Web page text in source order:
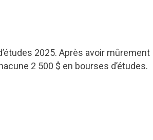
2025. Après avoir mûrement
2 500 $ en bourses d’études.